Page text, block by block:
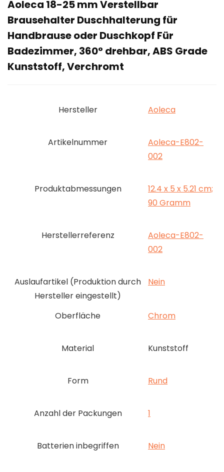
Aoleca 18-25 mm Verstellbar
Brausehalter Duschhalterung für
Handbrause oder Duschkopf Für
Badezimmer, 360° drehbar, ABS Grade
Kunststoff, Verchromt
Hersteller ‎Aoleca
Artikelnummer
‎Aoleca-E802-
002
Produktabmessungen
‎12.4 x 5 x 5.21 cm;
90 Gramm
Herstellerreferenz
‎Aoleca-E802-
002
Auslaufartikel (Produktion durch
Hersteller eingestellt)
‎Nein
Oberfläche ‎Chrom
Material ‎Kunststoff
Form ‎Rund
Anzahl der Packungen ‎1
Batterien inbegriffen ‎Nein